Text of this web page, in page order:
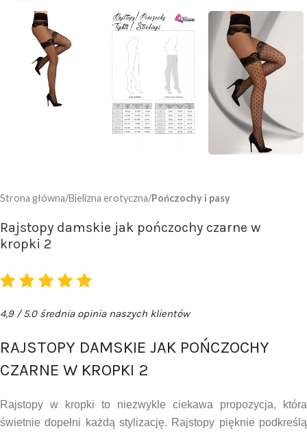
Strona główna Bielizna erotyczna Pończochy i pasy
Rajstopy damskie jak pończochy czarne w
kropki 2
4,9 / 5.0 średnia opinia naszych klientów
RAJSTOPY DAMSKIE JAK POŃCZOCHY
CZARNE W KROPKI 2
Rajstopy w kropki to niezwykle ciekawa propozycja, która
świetnie dopełni każdą stylizację. Rajstopy pięknie podkreślą